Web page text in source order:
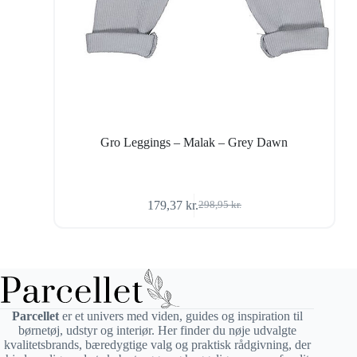
Gro Leggings – Malak – Grey Dawn
298,95kr.
Den
179,37 kr.Den
Parcelleter et univers med viden, guides og inspiration til
børnetøj, udstyr og interiør. Her finder du nøje udvalgte
kvalitetsbrands, bæredygtige valg og praktisk rådgivning, der